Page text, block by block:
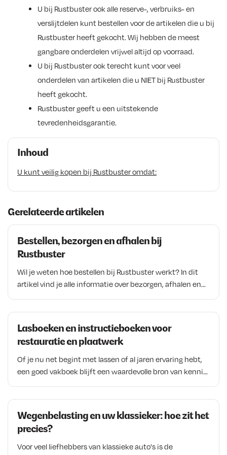
Inhoud
U kunt veilig kopen bij Rustbuster omdat:
Gerelateerde artikelen
Bestellen, bezorgen en afhalen bij
Rustbuster
Wil je weten hoe bestellen bij Rustbuster werkt? In dit
artikel vind je alle informatie over bezorgen, afhalen en
en hoe afhalen in Veenendaal werkt. Ook lees je meer
over verzending binnen Nederland, België en andere
landen, zodat je vooraf precies weet waar je aan toe bent
bij het plaatsen van een bestelling.
Lasboeken en instructieboeken voor
restauratie en plaatwerk
Of je nu net begint met lassen of al jaren ervaring hebt,
een goed vakboek blijft een waardevolle bron van kennis.
voorkomen. Vooral bij autorestauratie en
plaatwerkreparaties kan praktische vakkennis veel tijd
besparen. In dit artikel ontdek je welke soorten
Wegenbelasting en uw klassieker: hoe zit het
precies?
Voor veel liefhebbers van klassieke auto's is de
U bij Rustbuster ook alle reserve-, verbruiks- en
verslijtdelen kunt bestellen voor de artikelen die u bij
Rustbuster heeft gekocht. Wij hebben de meest
gangbare onderdelen vrijwel altijd op voorraad.
U bij Rustbuster ook terecht kunt voor veel
onderdelen van artikelen die u NIET bij Rustbuster
heeft gekocht.
Rustbuster geeft u een uitstekende
tevredenheidsgarantie.